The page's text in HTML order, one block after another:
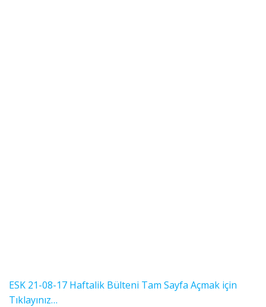
ESK 21-08-17 Haftalik Bülteni Tam Sayfa Açmak için
Tıklayınız…